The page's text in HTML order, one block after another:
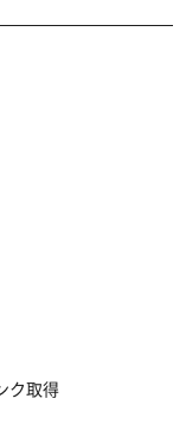
ク取得